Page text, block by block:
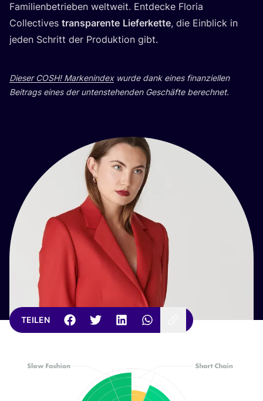
Fami­li­en­be­trie­ben welt­weit. Ent­de­cke Flo­ria
Coll­ec­ti­ves trans­pa­ren­te Lie­fer­ket­te, die Ein­blick in
jeden Schritt der Pro­duk­ti­on gibt.
Die­ser COSH! Mar­ken­in­dexwur­de dank eines finan­zi­el­len
Bei­trags eines der unten­ste­hen­den Geschäf­te berechnet.
TEILEN